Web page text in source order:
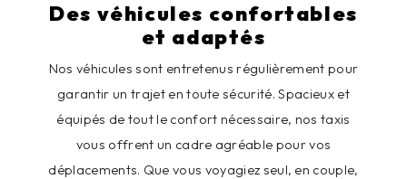
Des véhicules confortables
et adaptés
Nos véhicules sont entretenus régulièrement pour
garantir un trajet en toute sécurité. Spacieux et
équipés de tout le confort nécessaire, nos taxis
vous offrent un cadre agréable pour vos
déplacements. Que vous voyagiez seul, en couple,